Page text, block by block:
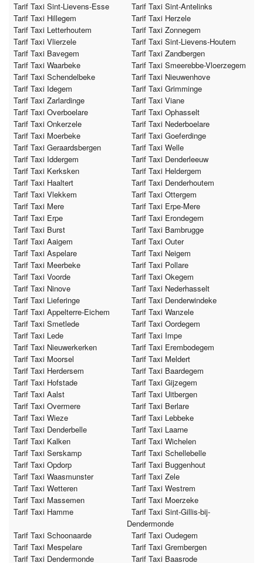
Tarif Taxi Sint-Lievens-Esse
Tarif Taxi Sint-Antelinks
Tarif Taxi Hillegem
Tarif Taxi Herzele
Tarif Taxi Letterhoutem
Tarif Taxi Zonnegem
Tarif Taxi Vlierzele
Tarif Taxi Sint-Lievens-Houtem
Tarif Taxi Bavegem
Tarif Taxi Zandbergen
Tarif Taxi Waarbeke
Tarif Taxi Smeerebbe-Vloerzegem
Tarif Taxi Schendelbeke
Tarif Taxi Nieuwenhove
Tarif Taxi Idegem
Tarif Taxi Grimminge
Tarif Taxi Zarlardinge
Tarif Taxi Viane
Tarif Taxi Overboelare
Tarif Taxi Ophasselt
Tarif Taxi Onkerzele
Tarif Taxi Nederboelare
Tarif Taxi Moerbeke
Tarif Taxi Goeferdinge
Tarif Taxi Geraardsbergen
Tarif Taxi Welle
Tarif Taxi Iddergem
Tarif Taxi Denderleeuw
Tarif Taxi Kerksken
Tarif Taxi Heldergem
Tarif Taxi Haaltert
Tarif Taxi Denderhoutem
Tarif Taxi Vlekkem
Tarif Taxi Ottergem
Tarif Taxi Mere
Tarif Taxi Erpe-Mere
Tarif Taxi Erpe
Tarif Taxi Erondegem
Tarif Taxi Burst
Tarif Taxi Bambrugge
Tarif Taxi Aaigem
Tarif Taxi Outer
Tarif Taxi Aspelare
Tarif Taxi Neigem
Tarif Taxi Meerbeke
Tarif Taxi Pollare
Tarif Taxi Voorde
Tarif Taxi Okegem
Tarif Taxi Ninove
Tarif Taxi Nederhasselt
Tarif Taxi Lieferinge
Tarif Taxi Denderwindeke
Tarif Taxi Appelterre-Eichem
Tarif Taxi Wanzele
Tarif Taxi Smetlede
Tarif Taxi Oordegem
Tarif Taxi Lede
Tarif Taxi Impe
Tarif Taxi Nieuwerkerken
Tarif Taxi Erembodegem
Tarif Taxi Moorsel
Tarif Taxi Meldert
Tarif Taxi Herdersem
Tarif Taxi Baardegem
Tarif Taxi Hofstade
Tarif Taxi Gijzegem
Tarif Taxi Aalst
Tarif Taxi Uitbergen
Tarif Taxi Overmere
Tarif Taxi Berlare
Tarif Taxi Wieze
Tarif Taxi Lebbeke
Tarif Taxi Denderbelle
Tarif Taxi Laarne
Tarif Taxi Kalken
Tarif Taxi Wichelen
Tarif Taxi Serskamp
Tarif Taxi Schellebelle
Tarif Taxi Opdorp
Tarif Taxi Buggenhout
Tarif Taxi Waasmunster
Tarif Taxi Zele
Tarif Taxi Wetteren
Tarif Taxi Westrem
Tarif Taxi Massemen
Tarif Taxi Moerzeke
Tarif Taxi Hamme
Tarif Taxi Sint-Gillis-bij-
Dendermonde
Tarif Taxi Schoonaarde
Tarif Taxi Oudegem
Tarif Taxi Mespelare
Tarif Taxi Grembergen
Tarif Taxi Dendermonde
Tarif Taxi Baasrode